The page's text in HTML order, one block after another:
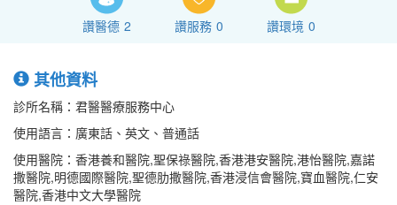
讚醫德 2 讚服務 0 讚環境 0
其他資料
診所名稱：君醫醫療服務中心
使用語言：廣東話、英文、普通話
使用醫院：香港養和醫院,聖保祿醫院,香港港安醫院,港怡醫院,嘉諾
撒醫院,明德國際醫院,聖德肋撒醫院,香港浸信會醫院,寶血醫院,仁安
醫院,香港中文大學醫院